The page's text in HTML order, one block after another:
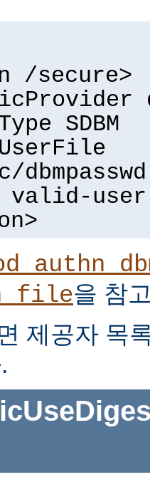
/secure>
SDBM
dbmpasswd
valid-user
을 참
제공자 목